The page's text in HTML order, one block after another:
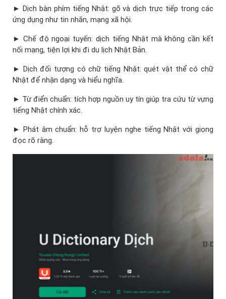
► Dịch bàn phím tiếng Nhật: gõ và dịch trực tiếp trong các
ứng dụng như tin nhắn, mạng xã hội.
► Chế độ ngoại tuyến: dịch tiếng Nhật mà không cần kết
nối mạng, tiện lợi khi đi du lịch Nhật Bản.
► Dịch đối tượng có chữ tiếng Nhật: quét vật thể có chữ
Nhật để nhận dạng và hiểu nghĩa.
► Từ điển chuẩn: tích hợp nguồn uy tín giúp tra cứu từ vựng
tiếng Nhật chính xác.
► Phát âm chuẩn: hỗ trợ luyện nghe tiếng Nhật với giọng
đọc rõ ràng.